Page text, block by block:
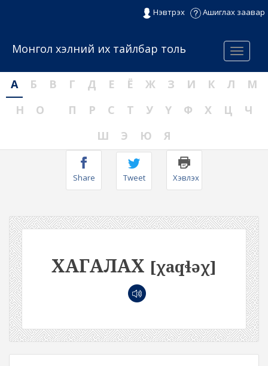
Нэвтрэх Ашиглах заавар
Menu
Монгол хэлний их тайлбар толь
А Б В Г Д Е Ё Ж З И К Л
М
Н
О П Р С Т У Ү Ф Х Ц
Ч
Ш
Э Ю Я
Share Tweet Хэвлэх
ХАГАЛАХ [χaqɬəχ]